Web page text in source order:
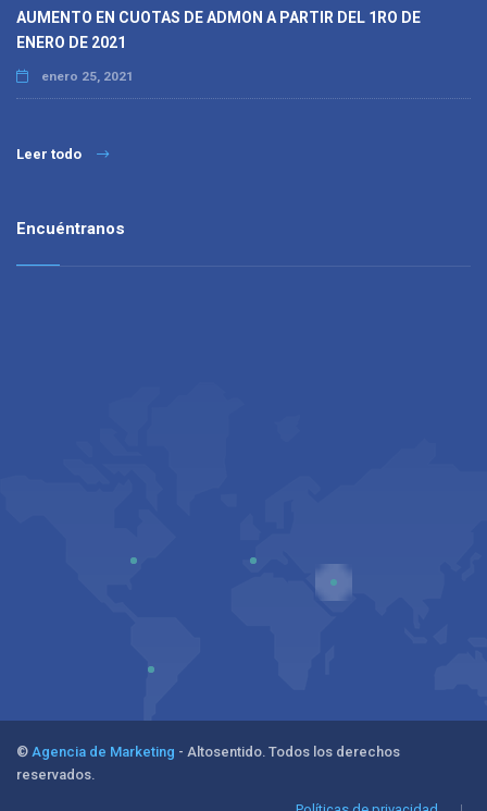
AUMENTO EN CUOTAS DE ADMON A PARTIR DEL 1RO DE
ENERO DE 2021
enero 25, 2021
Leer todo
Encuéntranos
© Agencia de Marketing - Altosentido. Todos los derechos
reservados.